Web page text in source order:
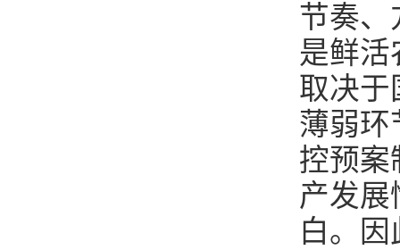
节奏、
是鲜活
取决于
薄弱环
控预案
产发展
白。